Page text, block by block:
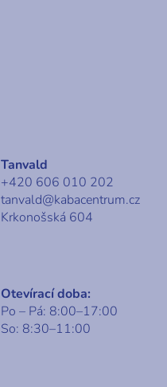
Tanvald
+420 606 010 202
tanvald@kabacentrum.cz
Krkonošská 604
Otevírací doba:
Po – Pá: 8:00–17:00
So: 8:30–11:00